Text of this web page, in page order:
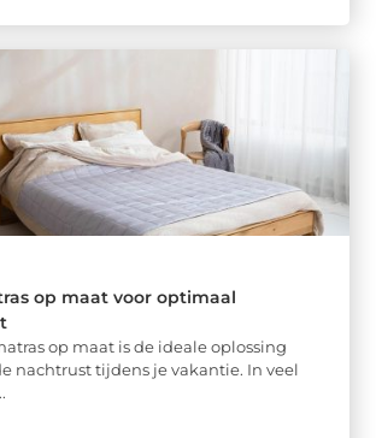
op maat voor optimaal
op maat is de ideale oplossing
nachtrust tijdens je vakantie. In veel